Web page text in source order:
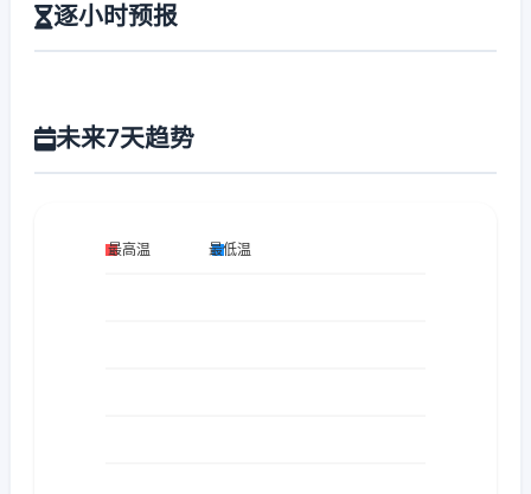
逐小时预报
未来7天趋势